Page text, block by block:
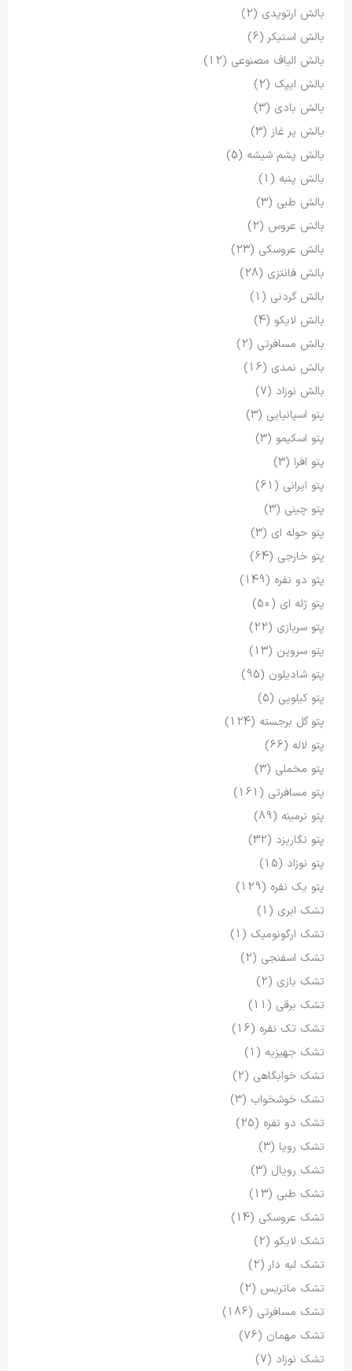
بالش ارتوپدی (2)
بالش استیکر(6)
بالش الیاف مصنوعی (12)
بالش ایپک (2)
بالش بادی (3)
بالش پر غاز (3)
بالش پشم شیشه (5)
بالش پنبه (1)
بالش طبی (3)
بالش عروس (2)
بالش عروسکی (23)
بالش فانتزی (28)
بالش گردنی (1)
بالش لایکو (4)
بالش مسافرتی (2)
بالش نمدی (16)
بالش نوزاد (7)
پتو اسپانیایی (3)
پتو اسکیمو (3)
پتو افرا (3)
پتو ایرانی (61)
پتو چینی (3)
پتو حوله ای (3)
پتو خارجی (64)
پتو دو نفره (149)
پتو ژله ای (50)
پتو سربازی (22)
پتو سروین (13)
پتو شادیلون (95)
پتو کیلویی (5)
پتو گل برجسته (124)
پتو لاله (66)
پتو مخملی (3)
پتو مسافرتی (161)
پتو نرمینه (89)
پتو نگاریزد (32)
پتو نوزاد (15)
پتو یک نفره (129)
تشک ابری (1)
تشک ارگونومیک (1)
تشک اسفنجی (2)
تشک بازی (2)
تشک برقی (11)
تشک تک نفره (16)
تشک جهیزیه (1)
تشک خوابگاهی (2)
تشک خوشخواب (3)
تشک دو نفره (25)
تشک رویا (3)
تشک رویال (3)
تشک طبی (13)
تشک عروسکی (14)
تشک لایکو (2)
تشک لبه دار(2)
تشک ماتریس (2)
تشک مسافرتی (186)
تشک مهمان (76)
تشک نوزاد (7)